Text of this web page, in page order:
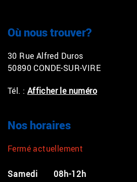
Où nous trouver?
30 Rue Alfred Duros
50890 CONDE-SUR-VIRE
Tél. : Afficher le numéro
Nos horaires
Fermé actuellement
Samedi
08h-12h